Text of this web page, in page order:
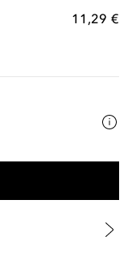
11,29 €